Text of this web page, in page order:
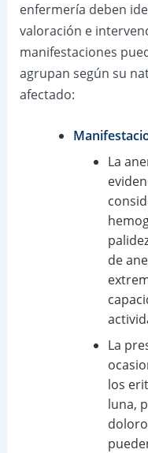
enfermería deben
valoración e
manifestaciones
agrupan según su
afectado:
La
de
La
los
luna,